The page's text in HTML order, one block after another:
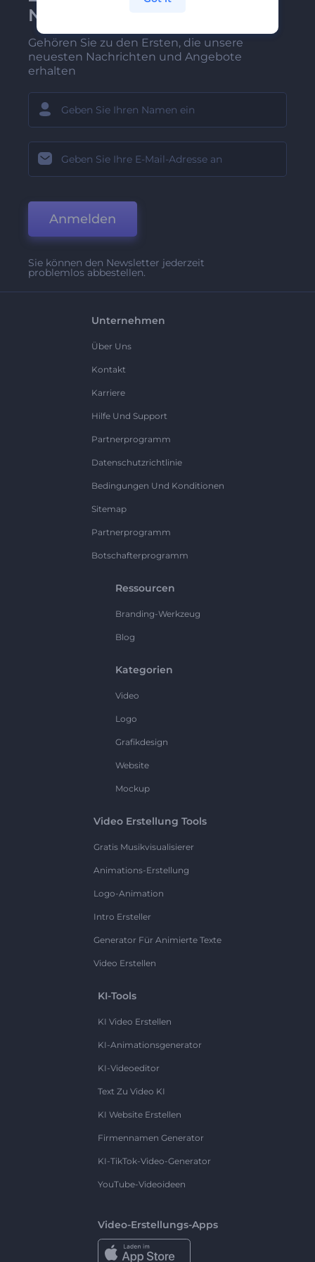
Newsletter anmelden
Gehören Sie zu den Ersten, die unsere
neuesten Nachrichten und Angebote
erhalten
Anmelden
Sie können den Newsletter jederzeit
problemlos abbestellen.
Unternehmen
Über Uns
Kontakt
Karriere
Hilfe Und Support
Partnerprogramm
Datenschutzrichtlinie
Bedingungen Und Konditionen
Sitemap
Partnerprogramm
Botschafterprogramm
Ressourcen
Branding-Werkzeug
Blog
Kategorien
Video
Logo
Grafikdesign
Website
Mockup
Video Erstellung Tools
Gratis Musikvisualisierer
Animations-Erstellung
Logo-Animation
Intro Ersteller
Generator Für Animierte Texte
Video Erstellen
KI-Tools
KI Video Erstellen
KI-Animationsgenerator
KI-Videoeditor
Text Zu Video KI
KI Website Erstellen
Firmennamen Generator
KI-TikTok-Video-Generator
YouTube-Videoideen
Video-Erstellungs-Apps